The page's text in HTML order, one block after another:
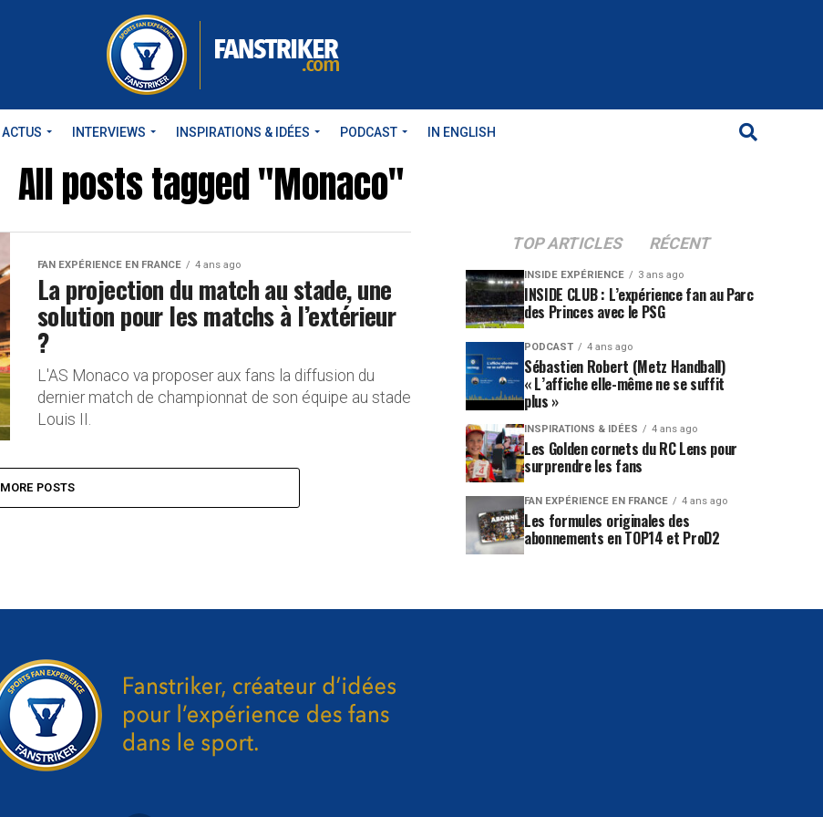
ACTUS INTERVIEWS INSPIRATIONS & IDÉES PODCAST IN ENGLISH
All posts tagged "Monaco"
FAN EXPÉRIENCE EN FRANCE 4 ans ago
La projection du match au stade, une
solution pour les matchs à l’extérieur
?
L'AS Monaco va proposer aux fans la diffusion du
dernier match de championnat de son équipe au stade
Louis II.
MORE POSTS
TOP ARTICLES RÉCENT
INSIDE EXPÉRIENCE 3 ans ago
INSIDE CLUB : L’expérience fan au Parc
des Princes avec le PSG
PODCAST 4 ans ago
Sébastien Robert (Metz Handball)
« L’affiche elle-même ne se suffit
plus »
INSPIRATIONS & IDÉES 4 ans ago
Les Golden cornets du RC Lens pour
surprendre les fans
FAN EXPÉRIENCE EN FRANCE 4 ans ago
Les formules originales des
abonnements en TOP14 et ProD2